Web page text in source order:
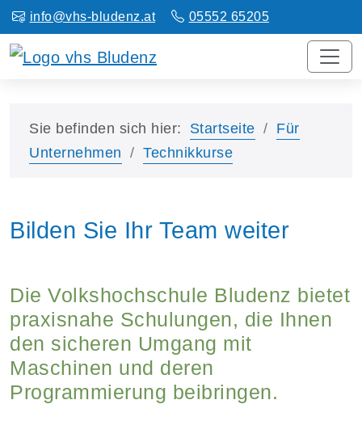
info@vhs-bludenz.at 05552 65205
Sie befinden sich hier: Startseite
Für
Unternehmen
Technikkurse
Bilden Sie Ihr Team weiter
Die Volkshochschule Bludenz bietet
praxisnahe Schulungen, die Ihnen
den sicheren Umgang mit
Maschinen und deren
Programmierung beibringen.